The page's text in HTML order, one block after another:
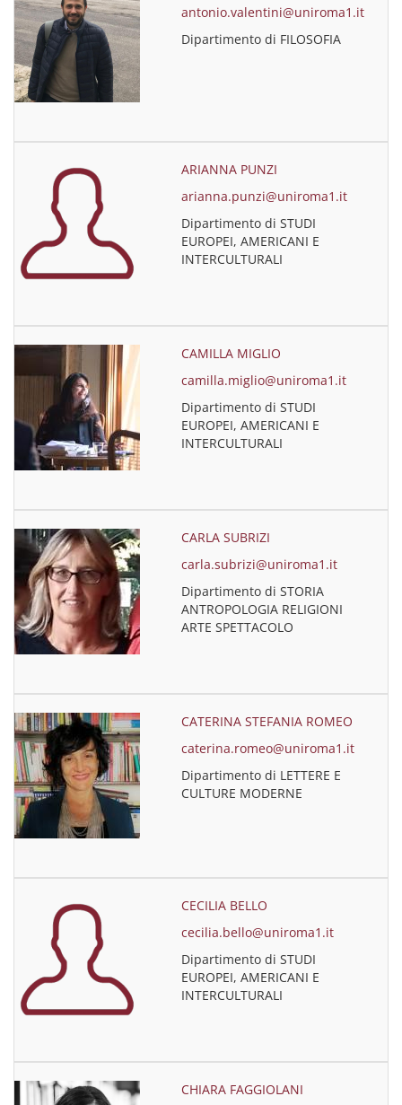
antonio.valentini@uniroma1.it
Dipartimento di FILOSOFIA
ARIANNA PUNZI
arianna.punzi@uniroma1.it
Dipartimento di STUDI
EUROPEI, AMERICANI E
INTERCULTURALI
CAMILLA MIGLIO
camilla.miglio@uniroma1.it
Dipartimento di STUDI
EUROPEI, AMERICANI E
INTERCULTURALI
CARLA SUBRIZI
carla.subrizi@uniroma1.it
Dipartimento di STORIA
ANTROPOLOGIA RELIGIONI
ARTE SPETTACOLO
CATERINA STEFANIA ROMEO
caterina.romeo@uniroma1.it
Dipartimento di LETTERE E
CULTURE MODERNE
CECILIA BELLO
cecilia.bello@uniroma1.it
Dipartimento di STUDI
EUROPEI, AMERICANI E
INTERCULTURALI
CHIARA FAGGIOLANI